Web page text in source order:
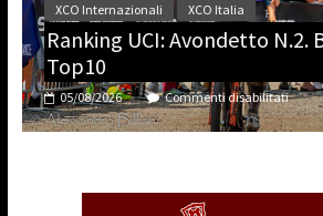
XCO Internazionali XCO Italia
Ranking UCI: Avondetto N.2.
Top10
05/08/2026 Commenti disabilitati